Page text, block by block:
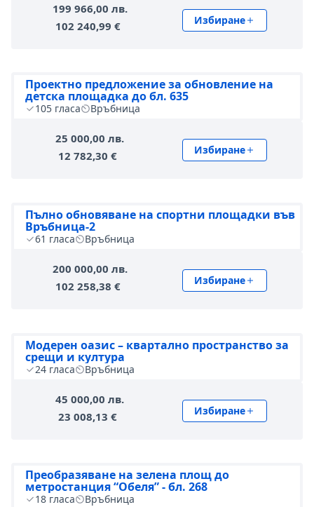
199 966,00 лв.
102 240,99 €
Избиране
Проектно предложение за обновление на
детска площадка до бл. 635
105 гласа Връбница
25 000,00 лв.
12 782,30 €
Избиране
Пълно обновяване на спортни площадки във
Връбница-2
61 гласа Връбница
200 000,00 лв.
102 258,38 €
Избиране
Модерен оазис – квартално пространство за
срещи и култура
24 гласа Връбница
45 000,00 лв.
23 008,13 €
Избиране
Преобразяване на зелена площ до
метростанция “Обеля” - бл. 268
18 гласа Връбница